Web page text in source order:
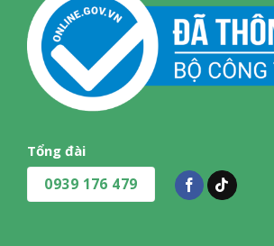
Làm lạnh nhanh với Super Jet
Máy lạnh Sharp AH-XP10CSWA có chế
Super Jet giúp giảm nhiệt độ phòng 5°C
năng này rất hữu ích trong những ngày
khi cần làm mát tức thì. Luồng gió
Tổng đài
0939 176 479